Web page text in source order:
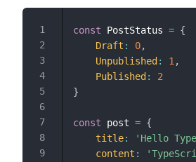
const PostStatus = {
Draft : 0,
Unpublished: 1 ,
Published:
2
}
const post = {
title: 'Hello
content :